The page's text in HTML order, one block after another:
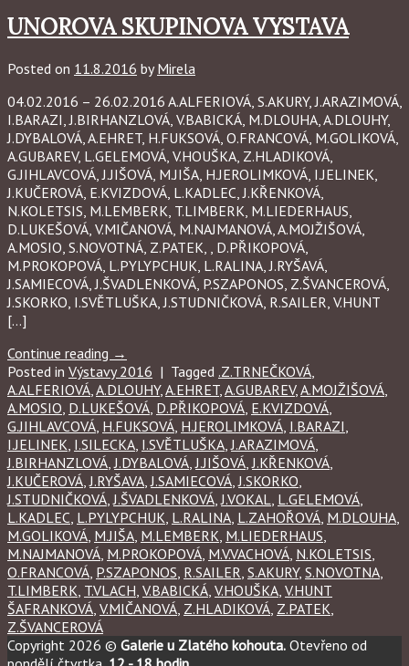
UNOROVA SKUPINOVA VYSTAVA
Posted on 11.8.2016 byMirela
04.02.2016 – 26.02.2016 A.ALFERIOVÁ, S.AKURY, J.ARAZIMOVÁ,
I.BARAZI, J.BIRHANZLOVÁ, V.BABICKÁ, M.DLOUHA, A.DLOUHY,
J.DYBALOVÁ, A.EHRET, H.FUKSOVÁ, O.FRANCOVÁ, M.GOLIKOVÁ,
A.GUBAREV, L.GELEMOVÁ, V.HOUŠKA, Z.HLADIKOVÁ,
G.JIHLAVCOVÁ, J.JIŠOVÁ, M.JIŠA, H.JEROLIMKOVÁ, I.JELINEK,
J.KUČEROVÁ, E.KVIZDOVÁ, L.KADLEC, J.KŘENKOVÁ,
N.KOLETSIS, M.LEMBERK, T.LIMBERK, M.LIEDERHAUS,
D.LUKEŠOVÁ, V.MIČANOVÁ, M.NAJMANOVÁ, A.MOJŽIŠOVÁ,
A.MOSIO, S.NOVOTNÁ, Z.PATEK, , D.PŘIKOPOVÁ,
M.PROKOPOVÁ, L.PYLYPCHUK, L.RALINA, J.RYŠAVÁ,
J.SAMIECOVÁ, J.ŠVADLENKOVÁ, P.SZAPONOS, Z.ŠVANCEROVÁ,
J.SKORKO, I.SVĚTLUŠKA, J.STUDNIČKOVÁ, R.SAILER, V.HUNT
[…]
Continue reading →
Posted in Výstavy 2016 | Tagged .Z.TRNEČKOVÁ
A.ALFERIOVÁ A.DLOUHY, A.EHRET, A.GUBAREV, A.MOJŽIŠOVÁ
A.MOSIO D.LUKEŠOVÁ D.PŘIKOPOVÁ E.KVIZDOVÁ
G.JIHLAVCOVÁ H.FUKSOVÁ H.JEROLIMKOVÁ I.BARAZI
I.JELINEK I.SILECKA I.SVĚTLUŠKA J.ARAZIMOVÁ
J.BIRHANZLOVÁ J.DYBALOVÁ J.JIŠOVÁ J.KŘENKOVÁ
J.KUČEROVÁ J.RYŠAVA J.SAMIECOVÁ J.SKORKO
J.STUDNIČKOVÁ J.ŠVADLENKOVÁ J.VOKAL L.GELEMOVÁ
L.KADLEC L.PYLYPCHUK L.RALINA L.ZAHOŘOVÁ M.DLOUHA
M.GOLIKOVÁ M.JIŠA M.LEMBERK M.LIEDERHAUS
M.NAJMANOVÁ M.PROKOPOVÁ M.V.VACHOVÁ N.KOLETSIS
O.FRANCOVÁ P.SZAPONOS R.SAILER S.AKURY, S.NOVOTNA
T.LIMBERK T.VLACH V.BABICKÁ V.HOUŠKA V.HUNT
ŠAFRANKOVÁ V.MIČANOVÁ Z.HLADIKOVÁ Z.PATEK
Z.ŠVANCEROVÁ
Copyright 2026 © Galerie u Zlatého kohouta. Otevřeno od